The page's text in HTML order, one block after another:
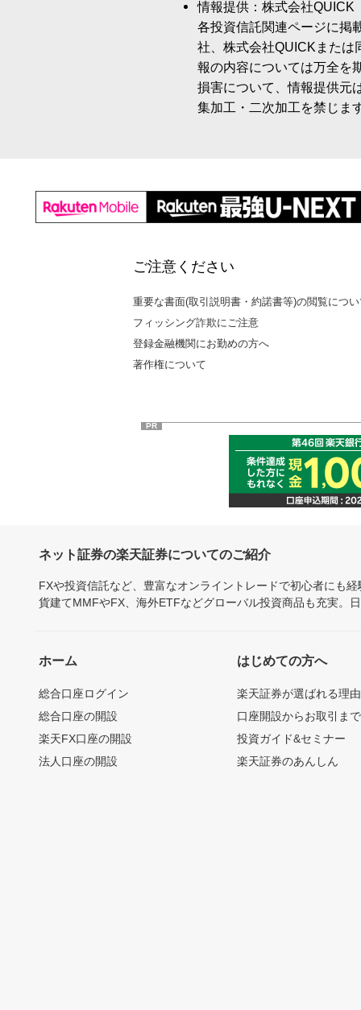
情報提供：株式会社QUICK
各投資信託関連ページに掲
社、株式会社QUICKまたは
報の内容については万全を
損害について、情報提供元
集加工・二次加工を禁じま
ご注意ください
重要な書面(取引説明書・約諾書等)の閲覧につ
フィッシング詐欺にご注意
登録金融機関にお勤めの方へ
著作権について
PR
ネット証券の楽天証券についてのご紹介
FXや投資信託など、豊富なオンライントレードで初心者にも
貨建てMMFやFX、海外ETFなどグローバル投資商品も充実。
ホーム
総合口座ログイン
総合口座の開設
楽天FX口座の開設
法人口座の開設
はじめての方へ
楽天証券が選ばれる理由
口座開設からお取引ま
投資ガイド&セミナー
楽天証券のあんしん